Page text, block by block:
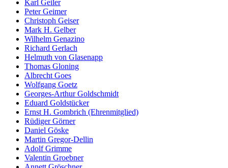
Karl Geiler
Peter Geimer
Christoph Geiser
Mark H. Gelber
Wilhelm Genazino
Richard Gerlach
Helmuth von Glasenapp
Thomas Gloning
Albrecht Goes
Wolfgang Goetz
Georges-Arthur Goldschmidt
Eduard Goldstücker
Ernst H. Gombrich (Ehrenmitglied)
Rüdiger Görner
Daniel Göske
Martin Gregor-Dellin
Adolf Grimme
Valentin Groebner